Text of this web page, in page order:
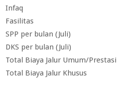
Infaq
Fasilitas
SPP per bulan (Juli)
DKS per bulan (Juli)
Total Biaya Jalur Umum/Prestasi
Total Biaya Jalur Khusus